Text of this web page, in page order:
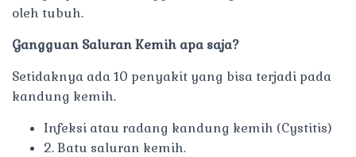
oleh tubuh.
Gangguan Saluran Kemih apa saja?
Setidaknya ada 10 penyakit yang bisa terjadi pada
kandung kemih.
Infeksi atau radang kandung kemih (Cystitis)
2. Batu saluran kemih.